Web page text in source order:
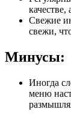
качестве,
Свежие
свежи,
Минусы:
Иногда
меню